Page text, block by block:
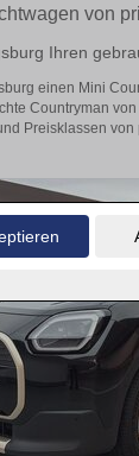
von
Ihren
einen Mini
Countryman
Preisklassen von